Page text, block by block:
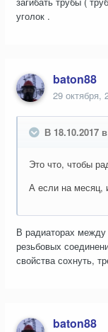
уголок .
baton88
29 октября,
В 18.10.2017
Это что, чтобы
А если на месяц,
В радиаторах между
резьбовых
свойства сохнуть,
baton88